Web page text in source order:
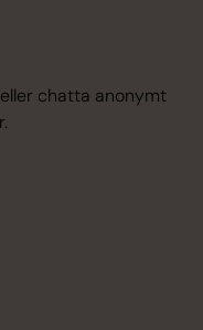
chatta anonymt